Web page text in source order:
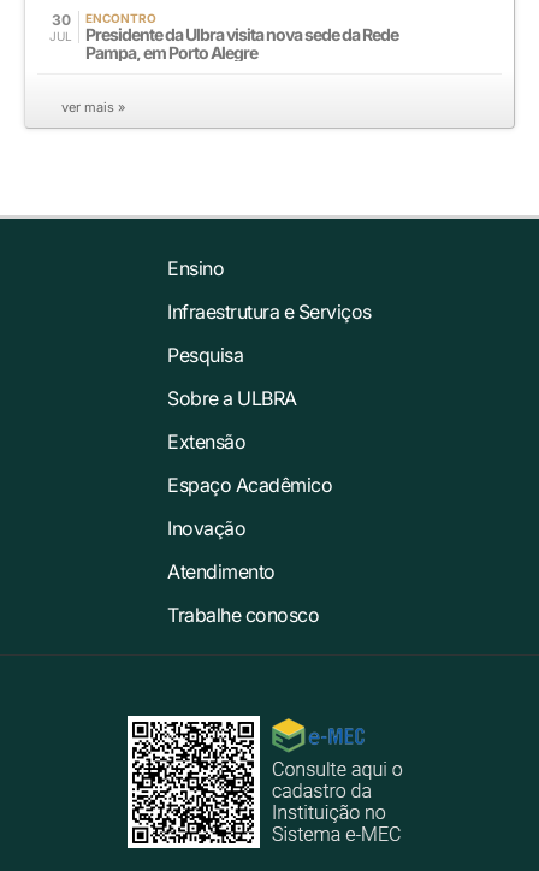
30
JUL
ENCONTRO
Presidente da Ulbra visita nova sede da Rede
Pampa, em Porto Alegre
ver mais »
Ensino
Infraestrutura e Serviços
Pesquisa
Sobre a ULBRA
Extensão
Espaço Acadêmico
Inovação
Atendimento
Trabalhe conosco